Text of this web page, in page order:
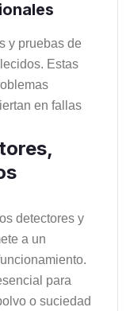
y pruebas de
Estas
en fallas
detectores y
a un
para
o suciedad